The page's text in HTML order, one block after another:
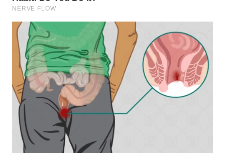
WN
PAKPAK
WN
KARAWANG
WN
BEKASI
WN
BOGOR